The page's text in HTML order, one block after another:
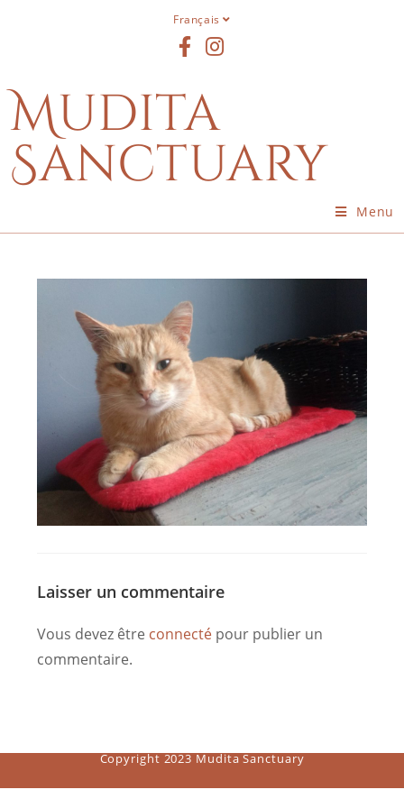
Français
Mudita
Sanctuary
Menu
Laisser un commentaire
Vous devez être connecté pour publier un
commentaire.
Copyright 2023 Mudita Sanctuary